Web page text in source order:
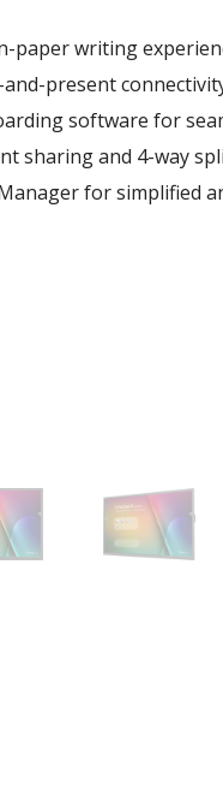
paper writing
present
software for
sharing and 4-way
for simplified